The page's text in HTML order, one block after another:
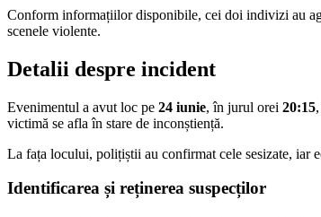
Conform informațiilor disponibile, cei doi indivizi au
scenele violente.
Detalii despre incident
Evenimentul a avut loc pe 24 iunie, în jurul orei 20:15
victimă se afla în stare de inconștiență.
La fața locului, polițiștii au confirmat cele sesizate, iar
Identificarea și reținerea suspecților